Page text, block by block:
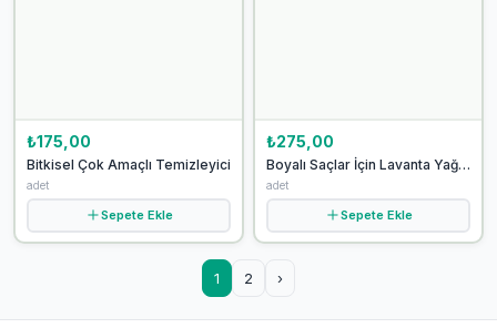
₺175,00
Bitkisel Çok Amaçlı Temizleyici
adet
Sepete Ekle
₺275,00
Boyalı Saçlar İçin Lavanta Yağlı
Şampuan
adet
Sepete Ekle
1 2 ›